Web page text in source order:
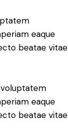
eaque
beatae vitae
eaque
beatae vitae